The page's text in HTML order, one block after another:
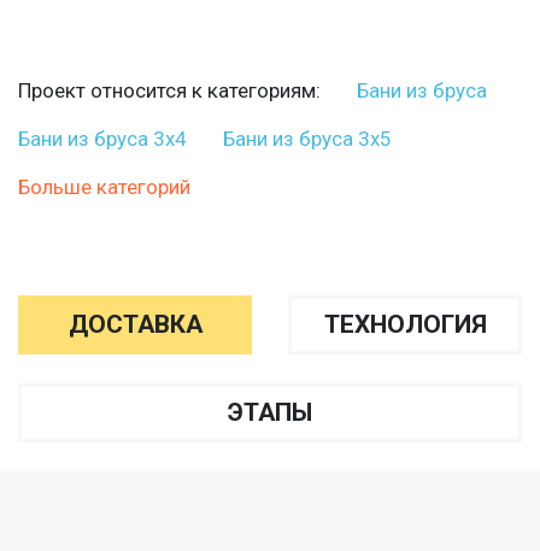
Проект относится к категориям:
Бани из бруса
Бани из бруса 3х4
Бани из бруса 3х5
Больше категорий
ДОСТАВКА ТЕХНОЛОГИЯ
ЭТАПЫ